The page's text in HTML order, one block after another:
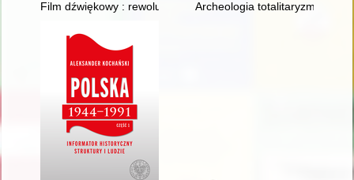
Film dźwiękowy : rewolucja w przemyśle filmowym
Archeologia totalitaryzmów :